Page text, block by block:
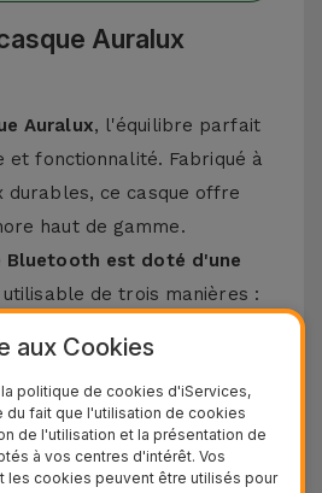
Auralux
Auralux, l'équilibre parfait
fonctionnalité. Fabriqué à
durables, ce casque offre
haut de gamme.
Bluetooth est doté d'une
de trois manières :
: supprime les bruits
de travailler ou de
être dérangé
: mode normal
casque Auralux
aux Cookies
politique de cookies d'iServices,
fait que l'utilisation de cookies
de l'utilisation et la présentation de
à vos centres d'intérêt. Vos
les cookies peuvent être utilisés pour